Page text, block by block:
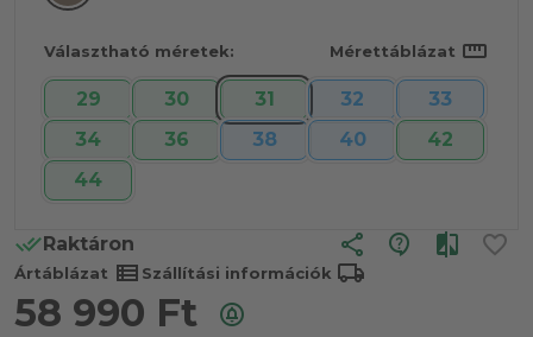
Választható méretek: Mérettáblázat straighten
29 30 31 32
33
34
36 38 40
42
44
Raktáron share
Ártáblázat view_list Szállítási információk local_shipping
58 990 Ft